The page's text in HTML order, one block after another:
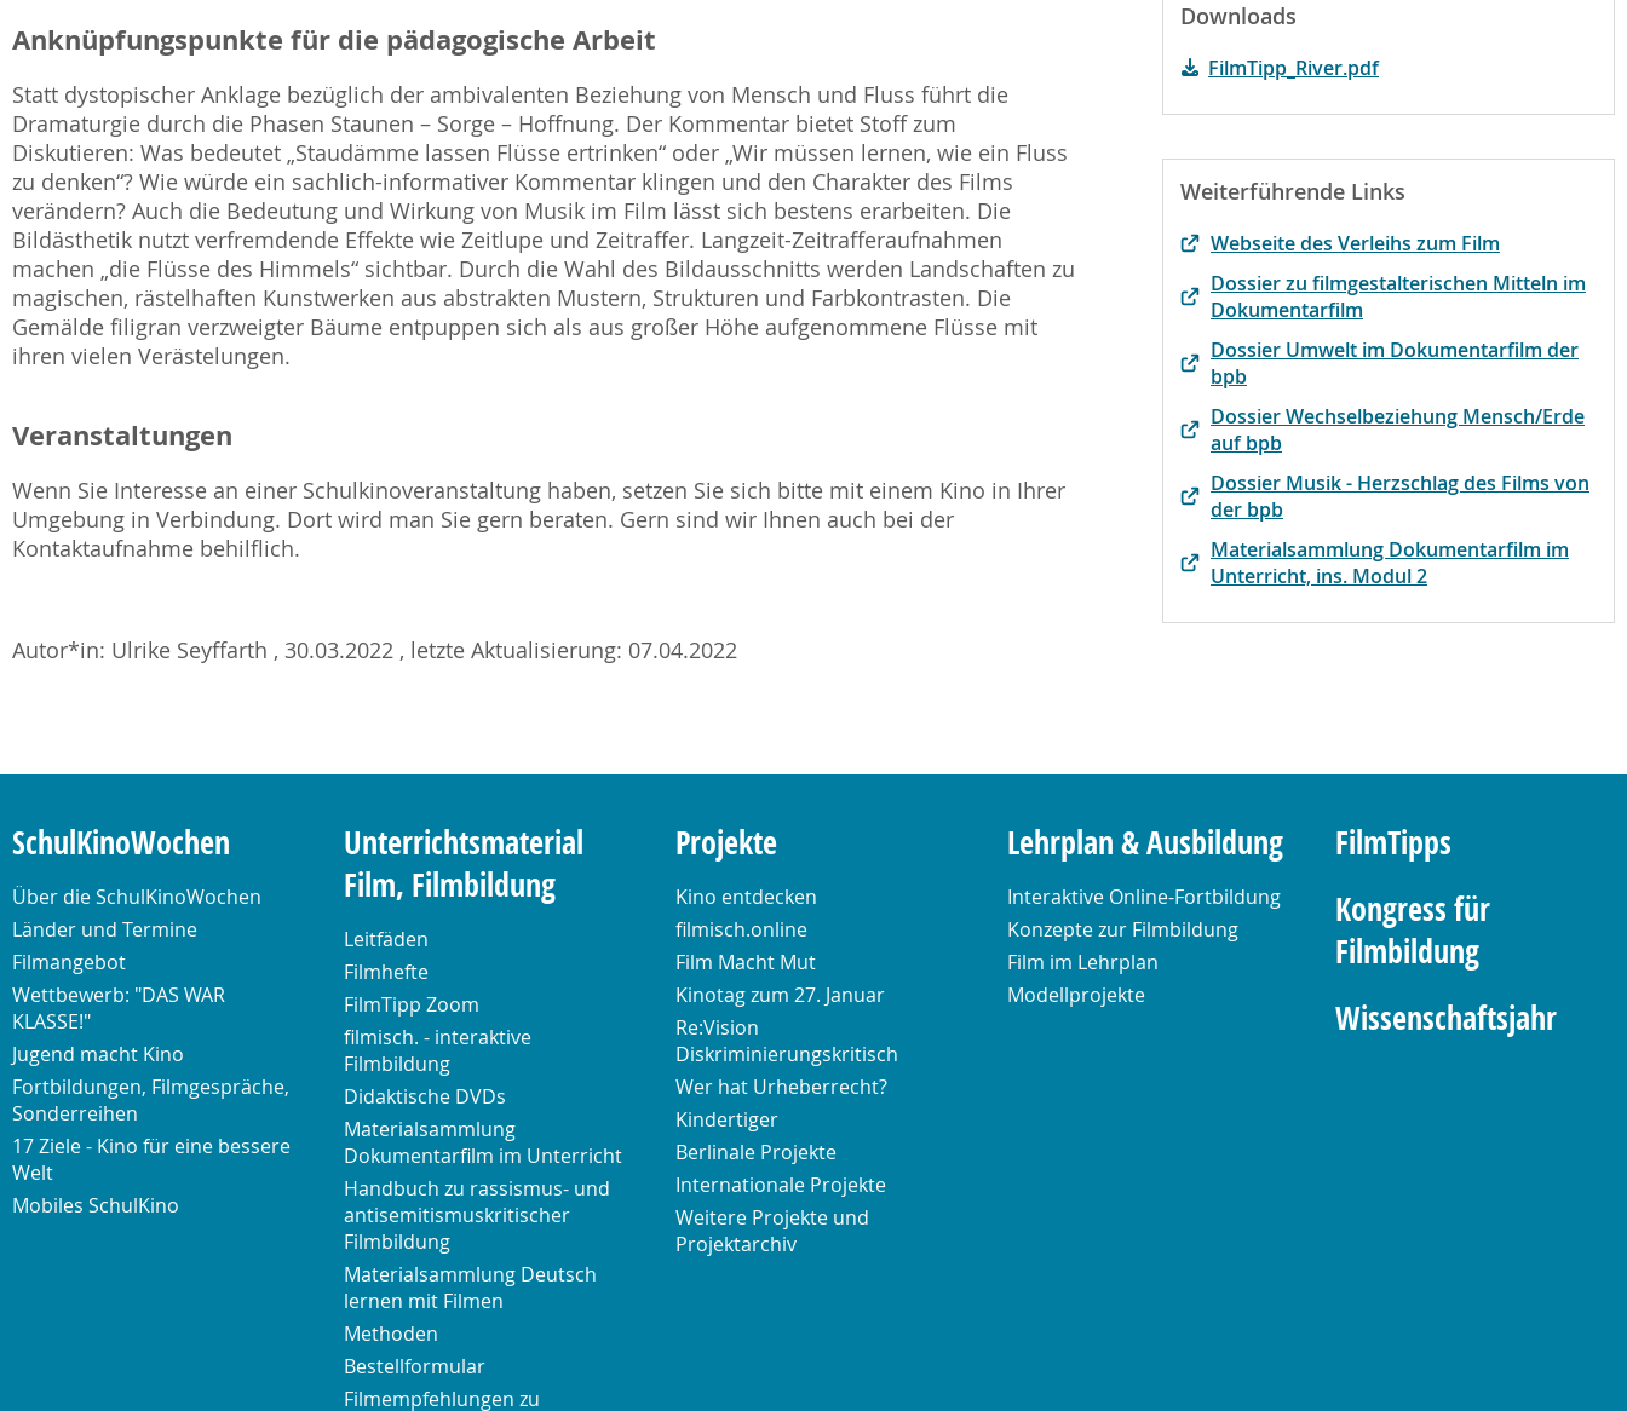
Anknüpfungspunkte für die pädagogische Arbeit
Statt dystopischer Anklage bezüglich der ambivalenten Beziehung von Mensch und Fluss führt die
Dramaturgie durch die Phasen Staunen – Sorge – Hoffnung. Der Kommentar bietet Stoff zum
Diskutieren: Was bedeutet „Staudämme lassen Flüsse ertrinken“ oder „Wir müssen lernen, wie ein Fluss
zu denken“? Wie würde ein sachlich-informativer Kommentar klingen und den Charakter des Films
verändern? Auch die Bedeutung und Wirkung von Musik im Film lässt sich bestens erarbeiten. Die
Bildästhetik nutzt verfremdende Effekte wie Zeitlupe und Zeitraffer. Langzeit-Zeitrafferaufnahmen
machen „die Flüsse des Himmels“ sichtbar. Durch die Wahl des Bildausschnitts werden Landschaften zu
magischen, rästelhaften Kunstwerken aus abstrakten Mustern, Strukturen und Farbkontrasten. Die
Gemälde filigran verzweigter Bäume entpuppen sich als aus großer Höhe aufgenommene Flüsse mit
ihren vielen Verästelungen.
Veranstaltungen
Wenn Sie Interesse an einer Schulkinoveranstaltung haben, setzen Sie sich bitte mit einem Kino in Ihrer
Umgebung in Verbindung. Dort wird man Sie gern beraten. Gern sind wir Ihnen auch bei der
Kontaktaufnahme behilflich.
Autor*in: Ulrike Seyffarth , 30.03.2022 , letzte Aktualisierung: 07.04.2022
Downloads
FilmTipp_River.pdf
Weiterführende Links
Webseite des Verleihs zum Film
Dossier zu filmgestalterischen Mitteln im
Dokumentarfilm
Dossier Umwelt im Dokumentarfilm der
bpb
Dossier Wechselbeziehung Mensch/Erde
auf bpb
Dossier Musik - Herzschlag des Films von
der bpb
Materialsammlung Dokumentarfilm im
Unterricht, ins. Modul 2
SchulKinoWochen
Über die SchulKinoWochen
Länder und Termine
Filmangebot
Wettbewerb: "DAS WAR
KLASSE!"
Jugend macht Kino
Fortbildungen, Filmgespräche,
Sonderreihen
17 Ziele - Kino für eine bessere
Welt
Mobiles SchulKino
Unterrichtsmaterial
Film, Filmbildung
Leitfäden
Filmhefte
FilmTipp Zoom
filmisch. - interaktive
Filmbildung
Didaktische DVDs
Materialsammlung
Dokumentarfilm im Unterricht
Handbuch zu rassismus- und
antisemitismuskritischer
Filmbildung
Materialsammlung Deutsch
lernen mit Filmen
Methoden
Bestellformular
Filmempfehlungen zu
Projekte
Kino entdecken
filmisch.online
Film Macht Mut
Kinotag zum 27. Januar
Re:Vision
Diskriminierungskritisch
Wer hat Urheberrecht?
Kindertiger
Berlinale Projekte
Internationale Projekte
Weitere Projekte und
Projektarchiv
Lehrplan & Ausbildung
Interaktive Online-Fortbildung
Konzepte zur Filmbildung
Film im Lehrplan
Modellprojekte
FilmTipps
Kongress für
Filmbildung
Wissenschaftsjahr